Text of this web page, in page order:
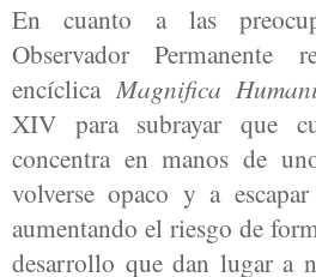
En cuanto a las
Observador Permanente
encíclicaMagnifica
XIV para subrayar que
concentra en manos de
volverse opaco y a
aumentando el riesgo de
desarrollo que dan lugar a